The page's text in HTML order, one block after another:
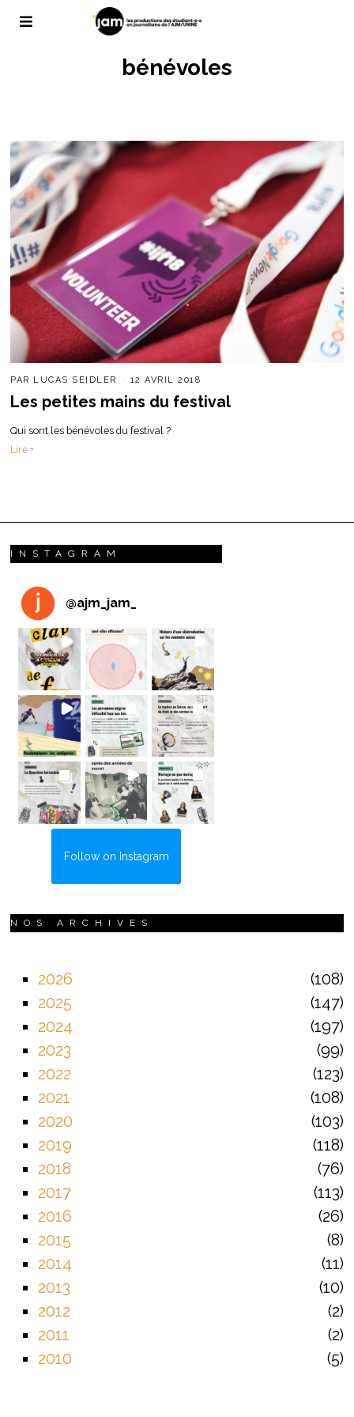
bénévoles
PAR LUCAS SEIDLER 12 AVRIL 2018
Les petites mains du festival
Qui sont les bénévoles du festival ?
Lire +
INSTAGRAM
@ajm_jam_
Follow on Instagram
NOS ARCHIVES
2026
108
2025
147
2024
197
2023
99
2022
123
2021
108
2020
103
2019
118
2018
76
2017
113
2016
26
2015
8
2014
11
2013
10
2012
2
2011
2
2010
5